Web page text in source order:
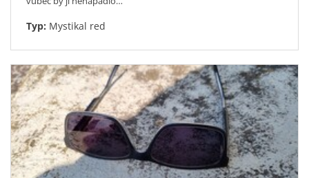
Typ: Mystikal red